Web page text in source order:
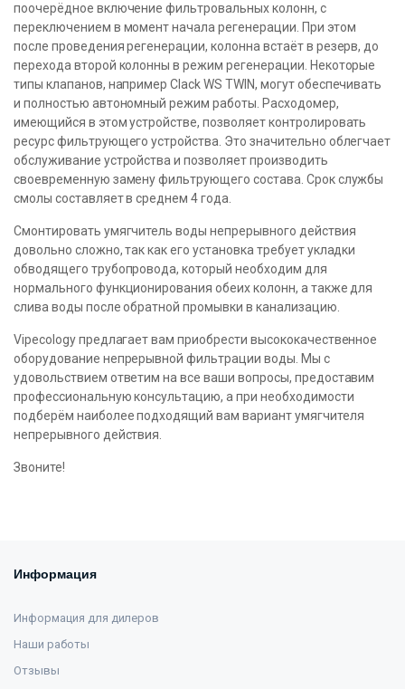
поочерёдное включение фильтровальных колонн, с
переключением в момент начала регенерации. При этом
после проведения регенерации, колонна встаёт в резерв, до
перехода второй колонны в режим регенерации. Некоторые
типы клапанов, например Clack WS TWIN, могут обеспечивать
и полностью автономный режим работы. Расходомер,
имеющийся в этом устройстве, позволяет контролировать
ресурс фильтрующего устройства. Это значительно облегчает
обслуживание устройства и позволяет производить
своевременную замену фильтрующего состава. Срок службы
смолы составляет в среднем 4 года.
Смонтировать умягчитель воды непрерывного действия
довольно сложно, так как его установка требует укладки
обводящего трубопровода, который необходим для
нормального функционирования обеих колонн, а также для
слива воды после обратной промывки в канализацию.
Vipecology предлагает вам приобрести высококачественное
оборудование непрерывной фильтрации воды. Мы с
удовольствием ответим на все ваши вопросы, предоставим
профессиональную консультацию, а при необходимости
подберём наиболее подходящий вам вариант умягчителя
непрерывного действия.
Звоните!
Информация
Информация для дилеров
Наши работы
Отзывы